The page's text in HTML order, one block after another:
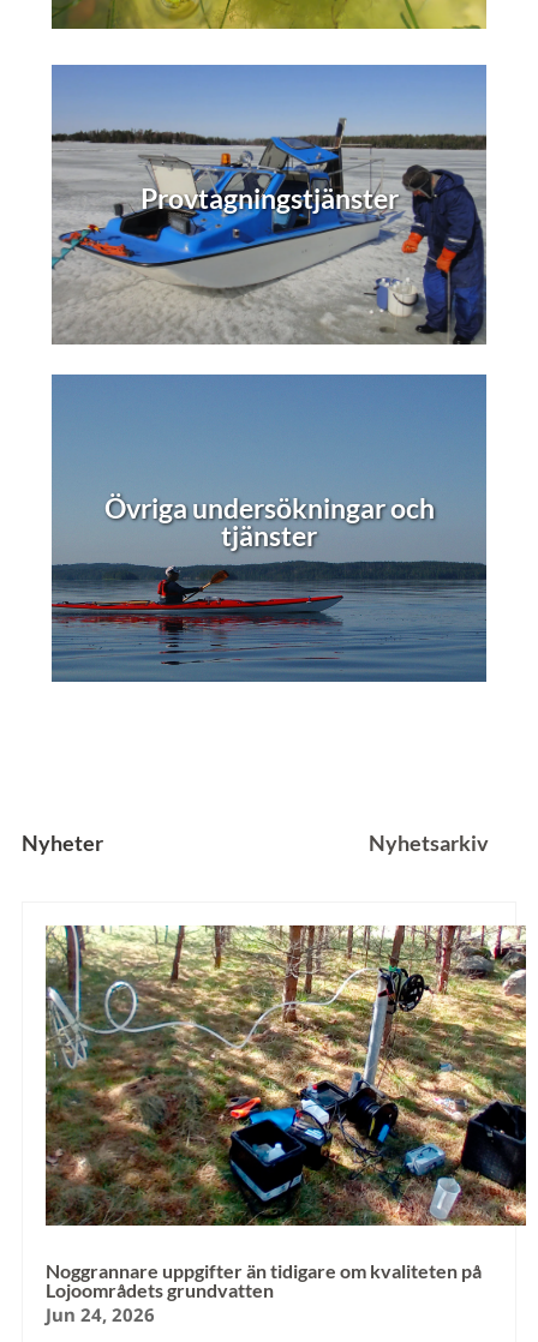
Provtagningstjänster
Övriga undersökningar och
tjänster
Nyheter Nyhetsarkiv
Noggrannare uppgifter än tidigare om kvaliteten på
Lojoområdets grundvatten
Jun 24, 2026